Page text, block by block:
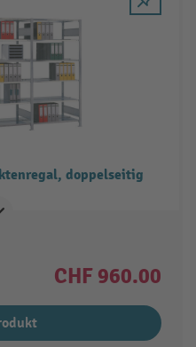
doppelseitig
CHF 960.00